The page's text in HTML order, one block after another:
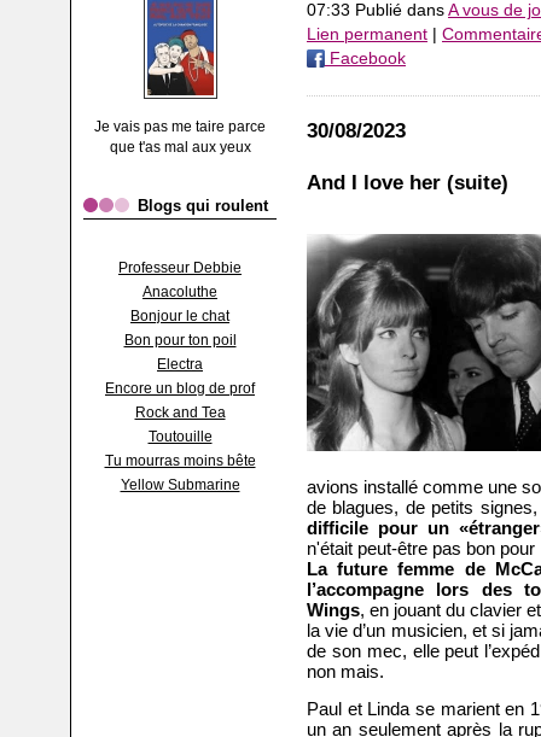
Je vais pas me taire parce
que t'as mal aux yeux
Blogs qui roulent
Professeur Debbie
Anacoluthe
Bonjour le chat
Bon pour ton poil
Electra
Encore un blog de prof
Rock and Tea
Toutouille
Tu mourras moins bête
Yellow Submarine
07:33 Publié dans A vous de
Lien permanent
Facebook
30/08/2023
And I love her (suite)
avions installé comme une
de blagues, de petits
difficile pour un
n'était peut-être pas bon
La future femme de
l’accompagne lors des
Wings, en jouant du clavier
la vie d’un musicien, et si
de son mec, elle peut
non mais.
Paul et Linda se marient en
un an seulement après la